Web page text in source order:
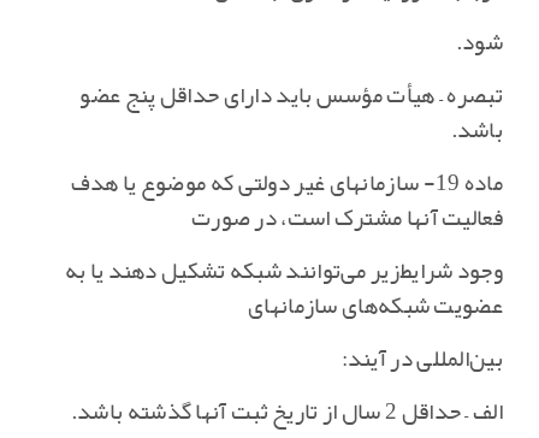
شود.
تبصره – هیأت مؤسس باید دارای حداقل پنج عضو
باشد.
ماده 19- سازمانهای غیر دولتی که موضوع یا هدف
فعالیت آنها مشترک است‌، در صورت
وجود شرایط‌زیر می‌توانند شبکه تشکیل دهند یا به
عضویت شبکه‌های سازمانهای
بین‌المللی در آیند:
الف – حداقل 2 سال از تاریخ ثبت آنها گذشته باشد.